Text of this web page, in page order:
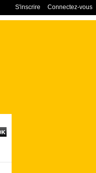
Connectez-vous
S'inscrire